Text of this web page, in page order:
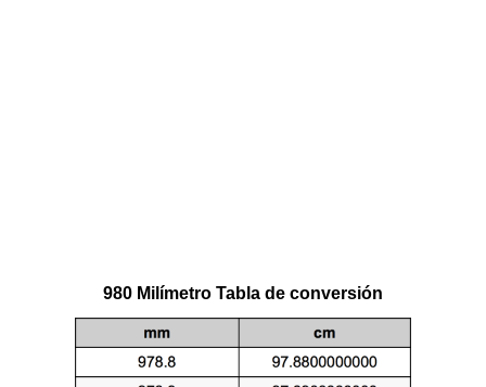
980 Milímetro Tabla de conversión